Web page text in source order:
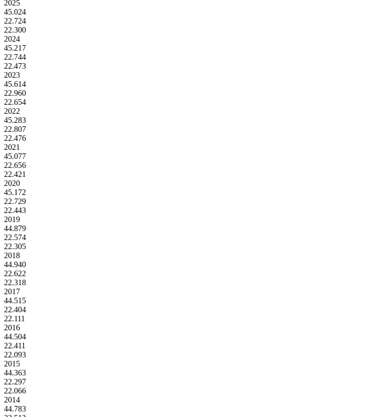
2025
45.024
22.724
22.300
2024
45.217
22.744
22.473
2023
45.614
22.960
22.654
2022
45.283
22.807
22.476
2021
45.077
22.656
22.421
2020
45.172
22.729
22.443
2019
44.879
22.574
22.305
2018
44.940
22.622
22.318
2017
44.515
22.404
22.111
2016
44.504
22.411
22.093
2015
44.363
22.297
22.066
2014
44.783